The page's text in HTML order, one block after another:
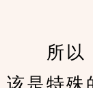
所以，